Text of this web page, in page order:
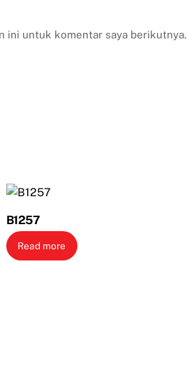
ini untuk komentar saya berikutnya.
B1257
Read more